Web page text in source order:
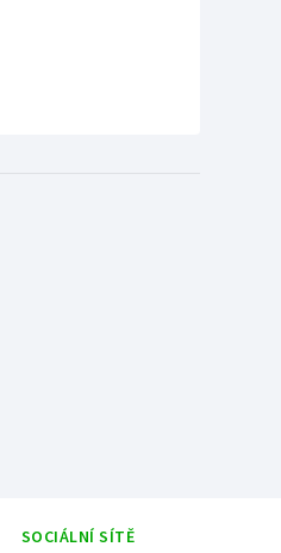
SOCIÁLNÍ SÍTĚ